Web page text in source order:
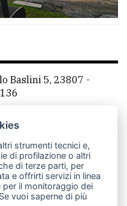
Baslini 5, 23807 -
CasateOnline
RSS
strumenti tecnici e,
di profilazione o altri
di terze parti, per
e offrirti servizi in linea
per il monitoraggio dei
vuoi saperne di più